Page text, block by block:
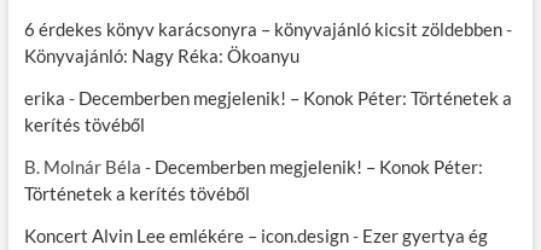
6 érdekes könyv karácsonyra – könyvajánló kicsit zöldebben-
Könyvajánló: Nagy Réka: Ökoanyu
erika - Decemberben megjelenik! – Konok Péter: Történetek a
kerítés tövéből
B. Molnár Béla - Decemberben megjelenik! – Konok Péter:
Történetek a kerítés tövéből
Koncert Alvin Lee emlékére – icon.design- Ezer gyertya ég